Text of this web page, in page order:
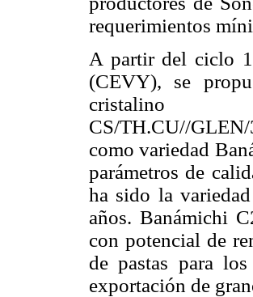
requerimientos
A partir del ciclo
(CEVY), se
cristalino
CS/TH.CU//
como variedad
parámetros de
ha sido la
años. Banámichi
con potencial de
de pastas para
exportación de